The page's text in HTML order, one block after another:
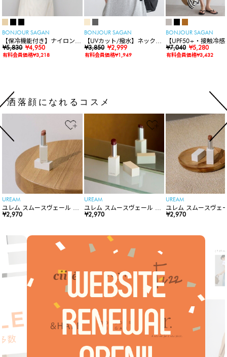
BONJOUR SAGAN
【保冷機能付き】ナイロンシ
ョルダーバッグ
¥5,830 ¥4,950
有料会員価格¥3,218
BONJOUR SAGAN
【UVカット/撥水】ネックカ
バー付きワイドリムハット
¥3,850 ¥2,999
有料会員価格¥1,949
BONJOUR SAGAN
【UPF50+・接触冷感
水】【水陸両用】ラ
ードロンパース
¥7,040 ¥5,280
有料会員価格¥3,432
洒落顔になれるコスメ
UREAM
ユレム スムースヴェール リ
ップスティック
¥2,970
UREAM
ユレム スムースヴェール リ
ップスティック
¥2,970
UREAM
ユレム スムースヴェ
ップスティック
¥2,970